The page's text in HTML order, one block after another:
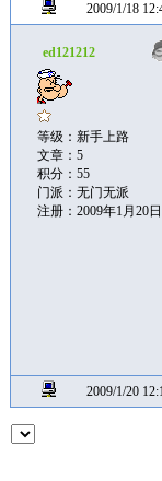
2009/1/18
ed121212
等级：新手上路
文章：5
积分：55
门派：无门无派
注册：2009年1月20日
2009/1/20